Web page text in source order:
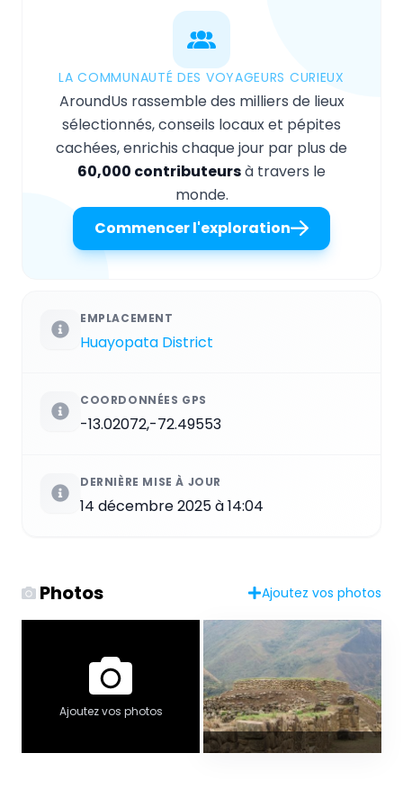
LA COMMUNAUTÉ DES VOYAGEURS CURIEUX
AroundUs rassemble des milliers de lieux
sélectionnés, conseils locaux et pépites
cachées, enrichis chaque jour par plus de
60,000 contributeursà travers le
monde.
Commencer l'exploration
EMPLACEMENT
Huayopata District
COORDONNÉES GPS
-13.02072,-72.49553
DERNIÈRE MISE À JOUR
14 décembre 2025 à 14:04
Photos Ajoutez vos photos
Ajoutez vos photos